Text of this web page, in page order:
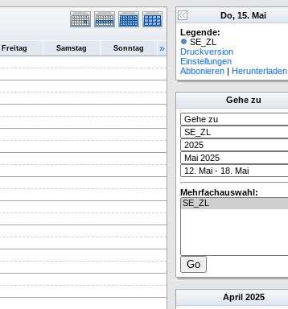
Freitag Samstag Sonntag »
Do, 15. Mai
Legende:
SE_ZL
Druckversion
Einstellungen
Abbonieren | Herunterladen
Gehe zu
Mehrfachauswahl:
April 2025